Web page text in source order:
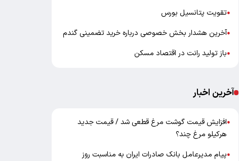
●تقویت پتانسیل بورس
●آخرین هشدار بخش خصوصی درباره خرید تضمینی گندم
●باز تولید رانت در اقتصاد مسکن
آخرین اخبار
●افزایش قیمت گوشت مرغ قطعی شد / قیمت جدید
هرکیلو مرغ چند؟
●پیام مدیرعامل بانک صادرات ایران به مناسبت روز